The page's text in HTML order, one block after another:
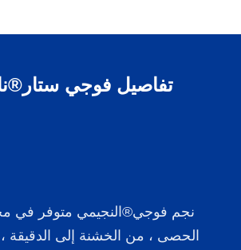
تفاصيل فوجي
نجم فوجي®النجيمي متوفر في
الحصى ، من الخشنة إلى الدقيقة ،